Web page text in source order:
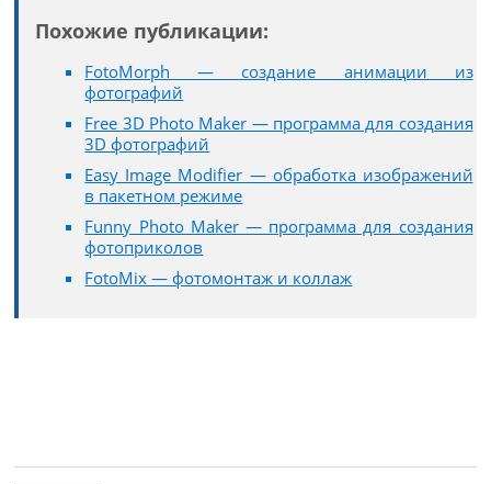
Похожие публикации:
FotoMorph — создание анимации из
фотографий
Free 3D Photo Maker — программа для создания
3D фотографий
Easy Image Modifier — обработка изображений
в пакетном режиме
Funny Photo Maker — программа для создания
фотоприколов
FotoMix — фотомонтаж и коллаж